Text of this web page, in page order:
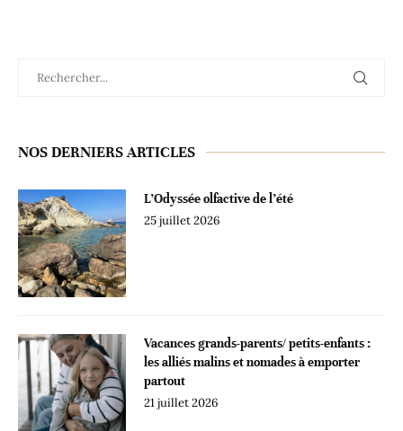
NOS DERNIERS ARTICLES
L’Odyssée olfactive de l’été
25 juillet 2026
Vacances grands-parents/ petits-enfants :
les alliés malins et nomades à emporter
partout
21 juillet 2026